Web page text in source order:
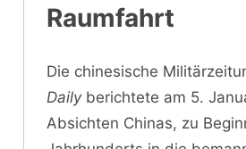
Raumfahrt
Die chinesische
Dailyberichtete am 5.
Absichten Chinas, zu